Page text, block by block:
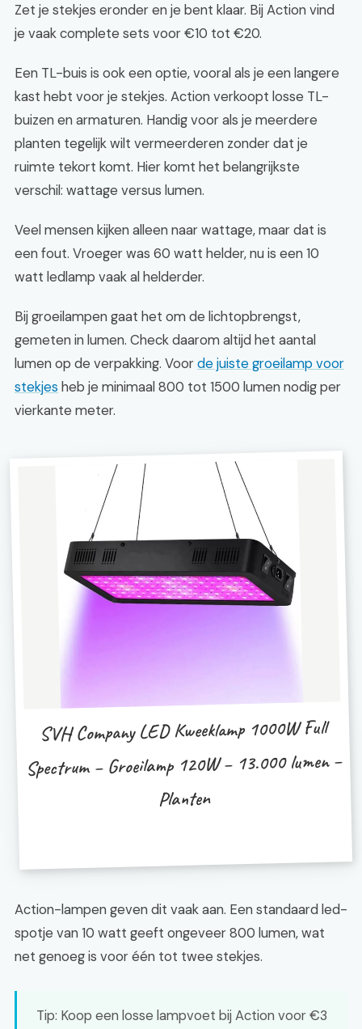
Zet je stekjes eronder en je bent klaar. Bij Action vind
je vaak complete sets voor €10 tot €20.
Een TL-buis is ook een optie, vooral als je een langere
kast hebt voor je stekjes. Action verkoopt losse TL-
buizen en armaturen. Handig voor als je meerdere
planten tegelijk wilt vermeerderen zonder dat je
ruimte tekort komt. Hier komt het belangrijkste
verschil: wattage versus lumen.
Veel mensen kijken alleen naar wattage, maar dat is
een fout. Vroeger was 60 watt helder, nu is een 10
watt ledlamp vaak al helderder.
Bij groeilampen gaat het om de lichtopbrengst,
gemeten in lumen. Check daarom altijd het aantal
lumen op de verpakking. Voorde juiste groeilamp voor
stekjes heb je minimaal 800 tot 1500 lumen nodig per
vierkante meter.
SVH Company LED Kweeklamp 1000W Full
Spectrum – Groeilamp 120W – 13.000 lumen –
Planten
Action-lampen geven dit vaak aan. Een standaard led-
spotje van 10 watt geeft ongeveer 800 lumen, wat
net genoeg is voor één tot twee stekjes.
Tip: Koop een losse lampvoet bij Action voor €3